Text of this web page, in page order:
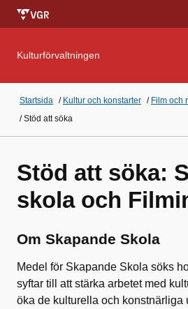
Kulturförvaltningen
Startsida / Kultur och konstarter / Film och
/Stöd att söka
Stöd att söka:
skola och
Om Skapande Skola
Medel för Skapande Skola söks
syftar till att stärka arbetet med
öka de kulturella och konstnärliga